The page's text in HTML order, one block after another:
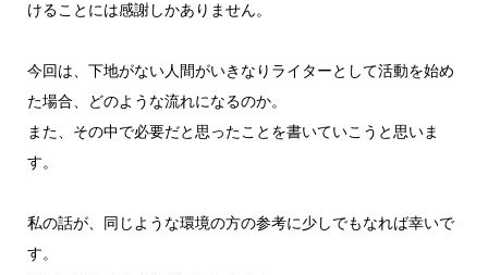
けることには感謝しかありません。
今回は、下地がない人間がいきなりライターとして活動を始め
た場合、どのような流れになるのか。
また、その中で必要だと思ったことを書いていこうと思いま
す。
私の話が、同じような環境の方の参考に少しでもなれば幸いで
す。